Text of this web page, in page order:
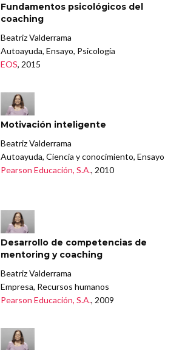
Fundamentos psicológicos del
coaching
Beatriz Valderrama
Autoayuda, Ensayo, Psicología
EOS, 2015
Motivación inteligente
Beatriz Valderrama
Autoayuda, Ciencia y conocimiento, Ensayo
Pearson Educación, S.A., 2010
Desarrollo de competencias de
mentoring y coaching
Beatriz Valderrama
Empresa, Recursos humanos
Pearson Educación, S.A., 2009